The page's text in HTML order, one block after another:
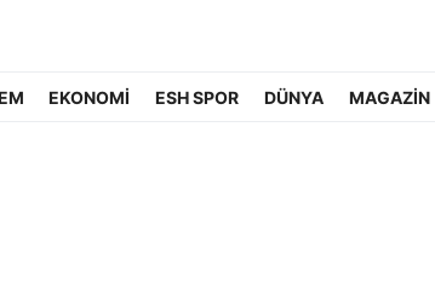
EKONOMİ ESH SPOR DÜNYA MAGAZİN